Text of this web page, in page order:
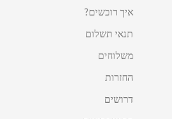
איך רוכשים?
תנאי תשלום
משלוחים
החזרות
דרושים